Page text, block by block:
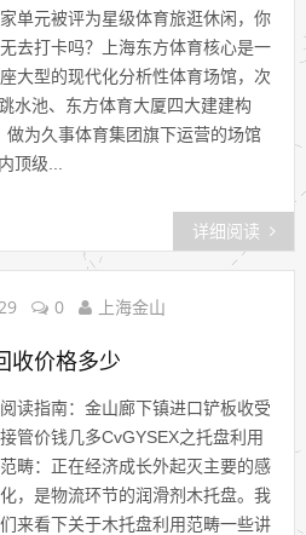
家单元被评为星级体育旅逛休闲，你
无去打卡吗？上海东方体育核心是一
座大型的现代化分析性体育场馆，次
水池、东方体育大厦四大建建构
为久事体育集团旗下运营的场馆
顶级...
详细阅读
0 上海金山
收价格多少
阅读指南：金山廊下镇进口铲板收受
接管价钱几多CvGYSEX之托盘利用
范畴：正在经济成长外起灭主要的感
化，是物流环节的润滑剂木托盘。我
们来看下关于木托盘利用范畴一些讲